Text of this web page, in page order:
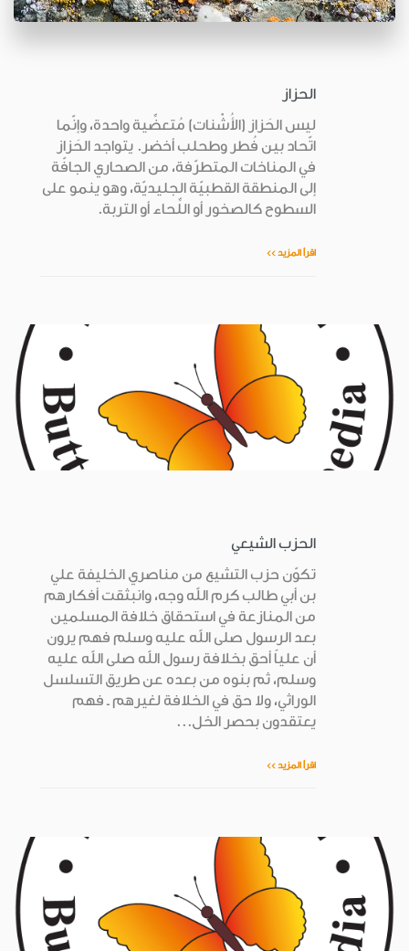
الحزاز
ليس الحَزاز (الأُشْنات) مُتعضِّية واحدة، وإنّما
اتّحاد بين فُطر وطحلب أخضر. يتواجد الحَزاز
في المناخات المتطرّفة، من الصحاري الجافّة
إلى المنطقة القطبيّة الجليديّة، وهو ينمو على
السطوح كالصخور أو اللِّحاء أو التربة.
اقرأ المزيد >>
الحزب الشيعي
تكوّن حزب التشيع من مناصري الخليفة علي
بن أبي طالب كرم الله وجه، وانبثقت أفكارهم
من المنازعة في استحقاق خلافة المسلمين
بعد الرسول صلى الله عليه وسلم فهم يرون
أن علياً أحق بخلافة رسول الله صلى الله عليه
وسلم، ثم بنوه من بعده عن طريق التسلسل
الوراثي، ولا حق في الخلافة لغيرهم ـ فهم
يعتقدون بحصر الخل...
اقرأ المزيد >>